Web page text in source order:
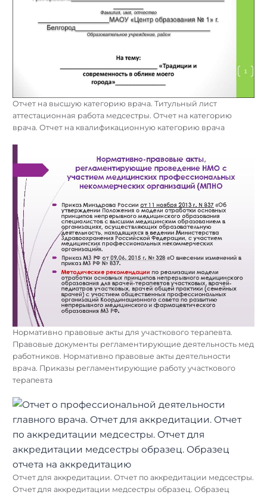
Отчет на высшую категорию врача. Титульный лист
аттестационная работа медсестры. Отчет на категорию
врача. Отчет на квалификационную категорию врача
Нормативно правовые акты для участкового терапевта.
Правовые документы регламентирующие деятельность мед
работников. Нормативно правовые акты деятельности
врача. Приказы регламентирующие работу участкового
терапевта
Отчет для аккредитации. Отчет по аккредитации медсестры.
Отчет для аккредитации медсестры образец. Образец